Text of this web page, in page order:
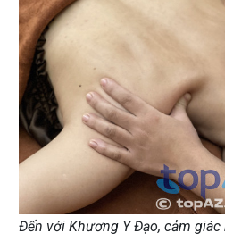
Đến với Khương Y Đạo, cảm